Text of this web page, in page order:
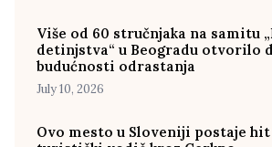
Više od 60 stručnjaka na samitu
detinjstva“ u Beogradu otvorilo
budućnosti odrastanja
July 10, 2026
Ovo mesto u Sloveniji postaje